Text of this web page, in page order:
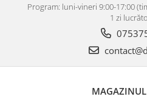
Program: luni-vineri 9:00-17:00
1 zi